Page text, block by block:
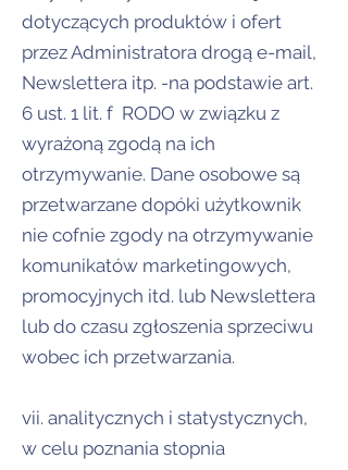
dotyczących produktów i ofert
przez Administratora drogą e-mail,
Newslettera itp. -na podstawie art.
6 ust. 1 lit. f RODO w związku z
wyrażoną zgodą na ich
otrzymywanie. Dane osobowe są
przetwarzane dopóki użytkownik
nie cofnie zgody na otrzymywanie
komunikatów marketingowych,
promocyjnych itd. lub Newslettera
lub do czasu zgłoszenia sprzeciwu
wobec ich przetwarzania.
vii. analitycznych i statystycznych,
w celu poznania stopnia